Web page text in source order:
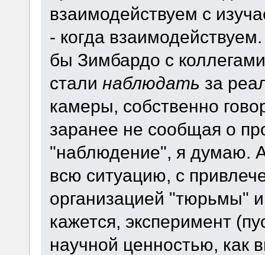
взаимодействуем с
- когда
бы Зимбардо с
стали наблюдать за
камеры, собственно
заранее не сообщая о
"наблюдение", я думаю.
всю ситуацию, с
организацией "тюрьмы" и
кажется, эксперимент
научной ценностью, как